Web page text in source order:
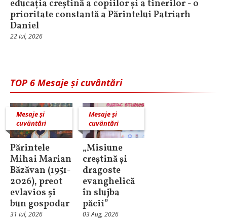
educația creștină a copiilor și a tinerilor - o
prioritate constantă a Părintelui Patriarh
Daniel
22 Iul, 2026
TOP 6 Mesaje și cuvântări
Mesaje și
cuvântări
Părintele
Mihai Marian
Băzăvan (1951-
2026), preot
evlavios și
bun gospodar
31 Iul, 2026
Mesaje și
cuvântări
„Misiune
creștină și
dragoste
evanghelică
în slujba
păcii”
03 Aug, 2026